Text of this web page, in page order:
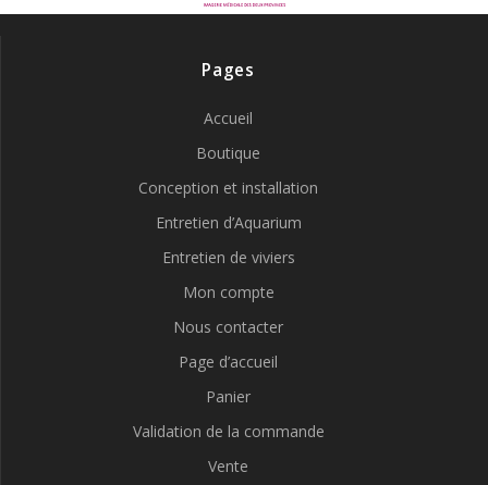
Pages
Accueil
Boutique
Conception et installation
Entretien d’Aquarium
Entretien de viviers
Mon compte
Nous contacter
Page d’accueil
Panier
Validation de la commande
Vente